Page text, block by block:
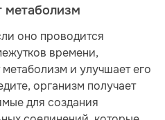
метаболизм
оно проводится
времени,
и улучшает его
организм получает
для создания